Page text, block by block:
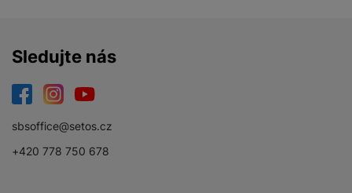
Sledujte nás
sbsoffice@setos.cz
+420 778 750 678